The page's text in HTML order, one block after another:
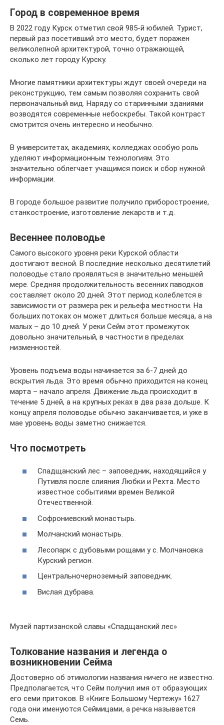
Город в современное время
В 2022 году Курск отметил свой 985-й юбилей. Турист,
первый раз посетивший это место, будет поражен
великолепной архитектурой, точно отражающей,
сколько лет городу Курску.
Многие памятники архитектуры ждут своей очереди на
реконструкцию, тем самым позволяя сохранить свой
первоначальный вид. Наряду со старинными зданиями
возводятся современные небоскребы. Такой контраст
смотрится очень интересно и необычно.
В университетах, академиях, колледжах особую роль
уделяют информационным технологиям. Это
значительно облегчает учащимся поиск и сбор нужной
информации.
В городе большое развитие получило приборостроение,
станкостроение, изготовление лекарств и т.д.
Весеннее половодье
Самого высокого уровня реки Курской области
достигают весной. В последние несколько десятилетий
половодье стало проявляться в значительно меньшей
мере. Средняя продолжительность весенних паводков
составляет около 20 дней. Этот период колеблется в
зависимости от размера рек и рельефа местности. На
больших потоках он может длиться больше месяца, а на
малых – до 10 дней. У реки Сейм этот промежуток
довольно значительный, в частности в пределах
низменностей.
Уровень подъема воды начинается за 6-7 дней до
вскрытия льда. Это время обычно приходится на конец
марта – начало апреля. Движение льда происходит в
течение 5 дней, а на крупных реках в два раза дольше. К
концу апреля половодье обычно заканчивается, и уже в
мае уровень воды заметно снижается.
Что посмотреть
Спадщанский лес – заповедник, находящийся у
Путивля после слияния Любки и Рехта. Место
известное событиями времен Великой
Отечественной.
Софрониевский монастырь.
Молчанский монастырь.
Лесопарк с дубовыми рощами у с. Молчановка
Курский регион.
Центральночерноземный заповедник.
Вислая дубрава.
Музей партизанской славы «Спадщанский лес»
Толкование названия и легенда о
возникновении Сейма
Достоверно об этимологии названия ничего не известно.
Предполагается, что Сейм получил имя от образующих
его семи притоков. В «Книге Большому Чертежу» 1627
года они именуются Сеймицами, а речка называется
Семь.